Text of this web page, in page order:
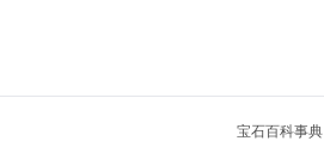
宝石百科事典